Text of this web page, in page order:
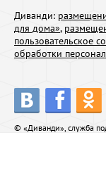
Диванди:
для дома»,
пользовательское
обработки
© «Диванди», служба